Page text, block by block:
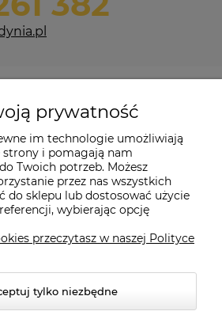
Konarskiego 9a| 66-200 Świebodzin |
prywatność
im technologie umożliwiają
strony i pomagają nam
Twoich potrzeb. Możesz
przez nas wszystkich
do sklepu lub dostosować użycie
wybierając opcję
przeczytasz w naszej Polityce
tylko niezbędne